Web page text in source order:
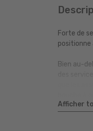
Forte de
positionne
Bien au-
des
bouche à
Afficher